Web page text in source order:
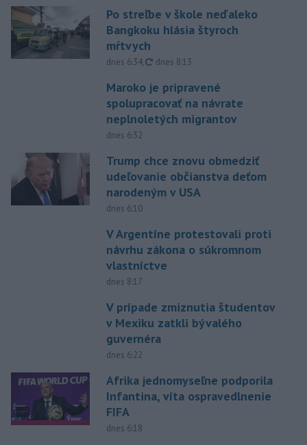
Po streľbe v škole neďaleko
Bangkoku hlásia štyroch
mŕtvych
dnes 6:34, aktualizované
dnes 8:13
Maroko je pripravené
spolupracovať na návrate
neplnoletých migrantov
dnes 6:32
Trump chce znovu obmedziť
udeľovanie občianstva deťom
narodeným v USA
dnes 6:10
V Argentíne protestovali proti
návrhu zákona o súkromnom
vlastníctve
dnes 8:17
V prípade zmiznutia študentov
v Mexiku zatkli bývalého
guvernéra
dnes 6:22
Afrika jednomyseľne podporila
Infantina, víta ospravedlnenie
FIFA
dnes 6:18